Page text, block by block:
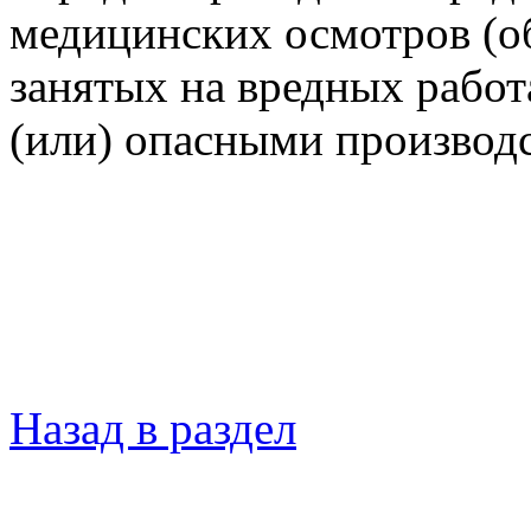
медицинских осмотров
занятых на вредных
(или) опасными
Назад в раздел